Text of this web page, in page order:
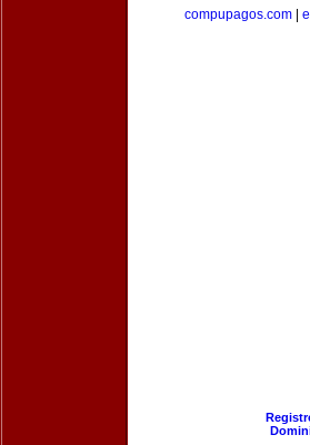
compupagos.com